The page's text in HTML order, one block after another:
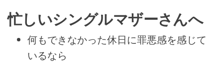
忙しいシングルマザーさんへ
何もできなかった休日に罪悪感を感じて
いるなら